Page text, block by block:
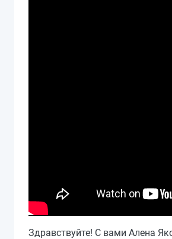
Здравствуйте! С вами Алена